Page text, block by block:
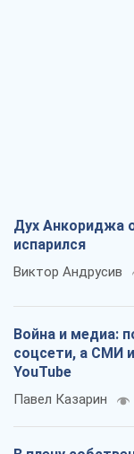
Дух Анкориджа
испарился
Виктор Андрусив
Война и медиа:
соцсети, а СМИ
YouTube
Павел Казарин